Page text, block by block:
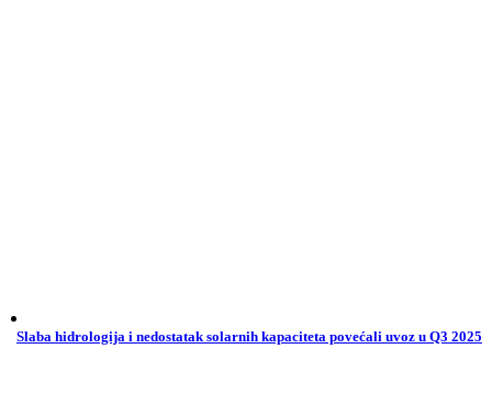
Slaba hidrologija i nedostatak solarnih kapaciteta povećali uvoz u Q3 2025